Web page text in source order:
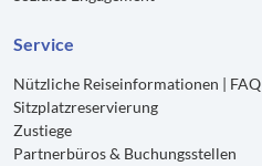
Service
Nützliche Reiseinformationen | FAQ
Sitzplatzreservierung
Zustiege
Partnerbüros & Buchungsstellen